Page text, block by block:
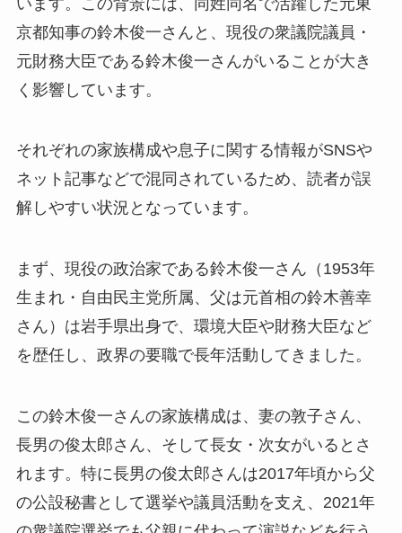
京都知事の鈴木俊一さんと、現役の衆議院議員・
元財務大臣である鈴木俊一さんがいることが大き
く影響しています。
それぞれの家族構成や息子に関する情報がSNSや
ネット記事などで混同されているため、読者が誤
解しやすい状況となっています。
まず、現役の政治家である鈴木俊一さん（1953年
生まれ・自由民主党所属、父は元首相の鈴木善幸
さん）は岩手県出身で、環境大臣や財務大臣など
を歴任し、政界の要職で長年活動してきました。
この鈴木俊一さんの家族構成は、妻の敦子さん、
長男の俊太郎さん、そして長女・次女がいるとさ
れます。特に長男の俊太郎さんは2017年頃から父
の公設秘書として選挙や議員活動を支え、2021年